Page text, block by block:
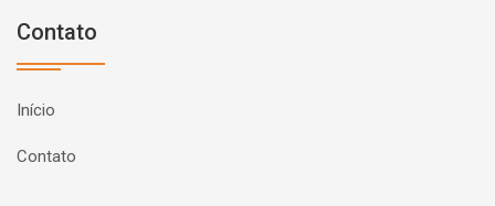
Contato
Início
Contato